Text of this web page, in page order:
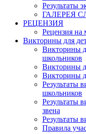
Результаты
ГАЛЕРЕЯ
РЕЦЕНЗИЯ
Рецензия на
Викторины для
Викторины
школьников
Викторины
Викторины
Результаты
школьников
Результаты
звена
Результаты
Правила